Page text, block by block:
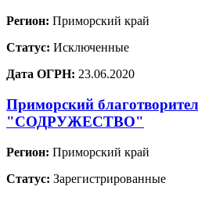
Регион: Приморский край
Статус: Исключенные
Дата ОГРН: 23.06.2020
Приморский
"СОДРУЖЕСТВО"
Регион: Приморский край
Статус: Зарегистрированные